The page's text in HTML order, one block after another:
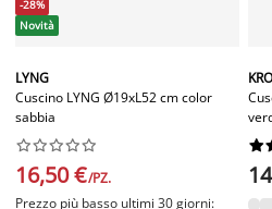
-28%
Novità
LYNG
Cuscino LYNG Ø19xL52 cm color
sabbia






16,50 €/PZ.
Prezzo più basso ultimi 30 giorni:

